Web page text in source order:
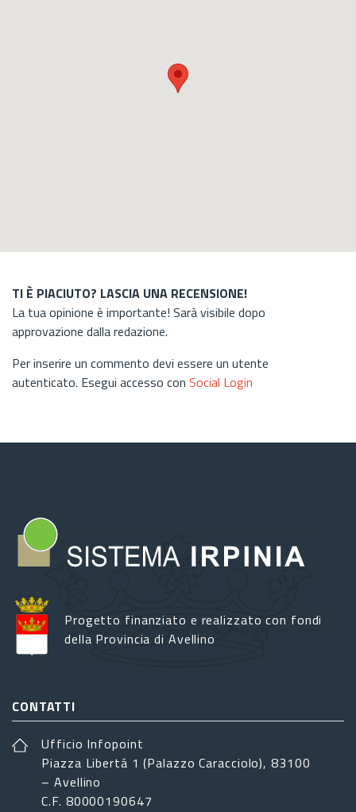
TI È PIACIUTO? LASCIA UNA RECENSIONE!
La tua opinione è importante! Sarà visibile dopo
approvazione dalla redazione.
Per inserire un commento devi essere un utente
autenticato. Esegui accesso con Social Login
Progetto finanziato e realizzato con fondi
della Provincia di Avellino
CONTATTI
Ufficio Infopoint
Piazza Libertá 1 (Palazzo Caracciolo), 83100
– Avellino
C.F. 80000190647